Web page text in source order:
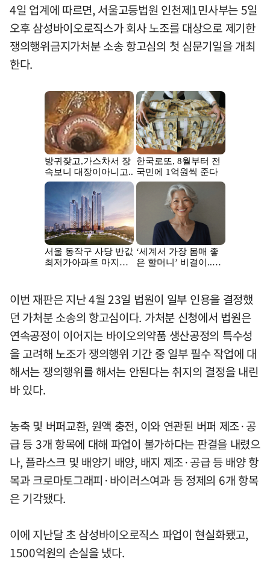
4일 업계에 따르면, 서울고등법원 인천제1민사부는 5일
오후 삼성바이오로직스가 회사 노조를 대상으로 제기한
쟁의행위금지가처분 소송 항고심의 첫 심문기일을 개최
한다.
이번 재판은 지난 4월 23일 법원이 일부 인용을 결정했
던 가처분 소송의 항고심이다. 가처분 신청에서 법원은
연속공정이 이어지는 바이오의약품 생산공정의 특수성
을 고려해 노조가 쟁의행위 기간 중 일부 필수 작업에 대
해서는 쟁의행위를 해서는 안된다는 취지의 결정을 내린
바 있다.
농축 및 버퍼교환, 원액 충전, 이와 연관된 버퍼 제조·공
급 등 3개 항목에 대해 파업이 불가하다는 판결을 내렸으
나, 플라스크 및 배양기 배양, 배지 제조·공급 등 배양 항
목과 크로마토그래피·바이러스여과 등 정제의 6개 항목
은 기각됐다.
이에 지난달 초 삼성바이오로직스 파업이 현실화됐고,
1500억원의 손실을 냈다.